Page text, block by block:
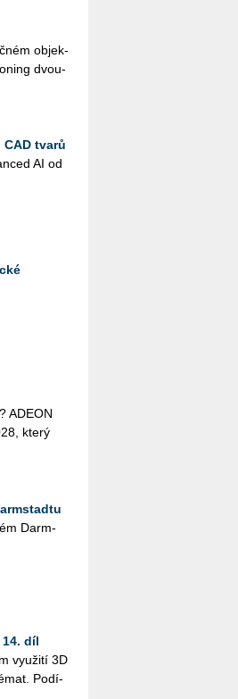
ob­jek­
dvou­
tvarů
AI od
ADEON
který
Darm­
díl
vy­u­ži­tí 3D
Po­dí­